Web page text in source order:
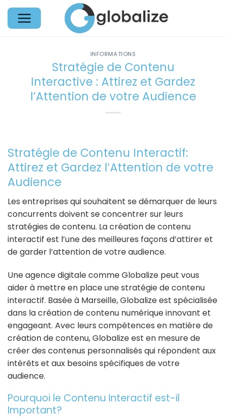
Passer
contenu
INFORMATIONS
Stratégie de Contenu
Interactive : Attirez et Gardez
l’Attention de votre Audience
Stratégie de Contenu Interactif:
Attirez et Gardez l’Attention de votre
Audience
Les entreprises qui souhaitent se démarquer de leurs
concurrents doivent se concentrer sur leurs
stratégies de contenu. La création de contenu
interactif est l’une des meilleures façons d’attirer et
de garder l’attention de votre audience.
Une agence digitale comme Globalize peut vous
aider à mettre en place une stratégie de contenu
interactif. Basée à Marseille, Globalize est spécialisée
dans la création de contenu numérique innovant et
engageant. Avec leurs compétences en matière de
création de contenu, Globalize est en mesure de
créer des contenus personnalisés qui répondent aux
intérêts et aux besoins spécifiques de votre
audience.
Pourquoi le Contenu Interactif est-il
Important?